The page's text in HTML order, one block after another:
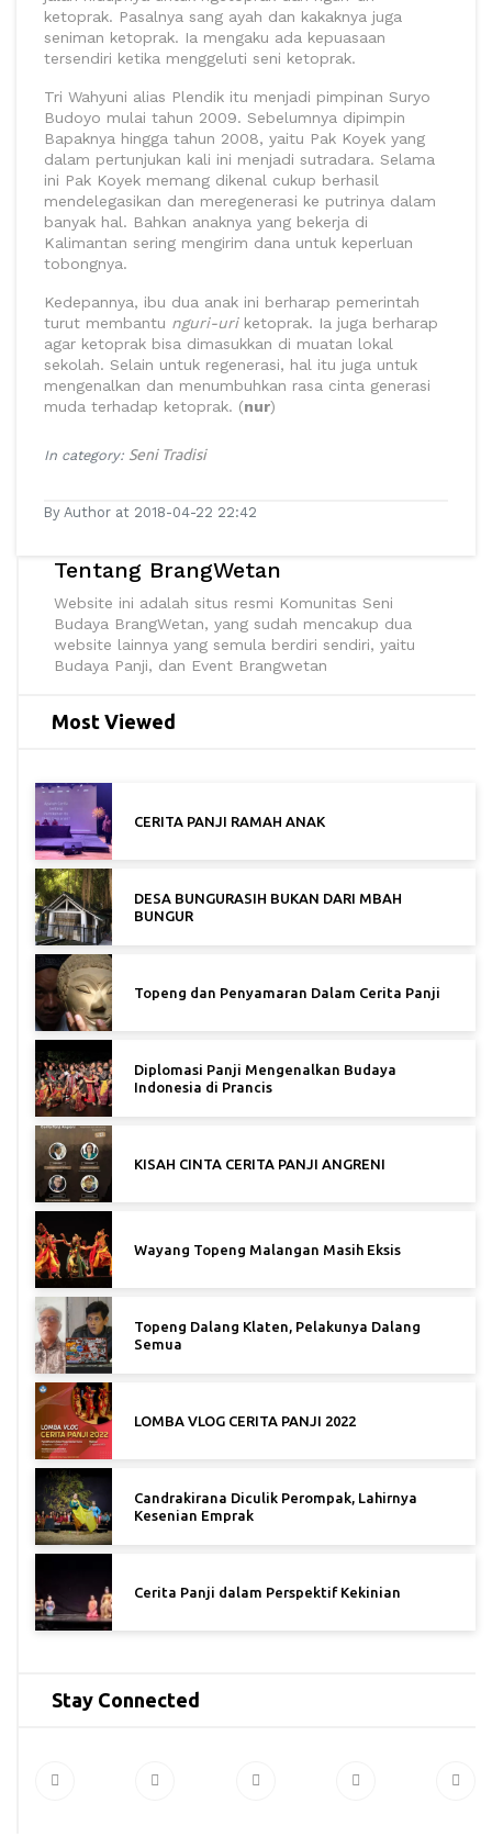
ketoprak. Pasalnya sang ayah dan kakaknya juga
seniman ketoprak. Ia mengaku ada kepuasaan
tersendiri ketika menggeluti seni ketoprak.
Tri Wahyuni alias Plendik itu menjadi pimpinan Suryo
Budoyo mulai tahun 2009. Sebelumnya dipimpin
Bapaknya hingga tahun 2008, yaitu Pak Koyek yang
dalam pertunjukan kali ini menjadi sutradara. Selama
ini Pak Koyek memang dikenal cukup berhasil
mendelegasikan dan meregenerasi ke putrinya dalam
banyak hal. Bahkan anaknya yang bekerja di
Kalimantan sering mengirim dana untuk keperluan
tobongnya.
Kedepannya, ibu dua anak ini berharap pemerintah
turut membantu nguri-uriketoprak. Ia juga berharap
agar ketoprak bisa dimasukkan di muatan lokal
sekolah. Selain untuk regenerasi, hal itu juga untuk
mengenalkan dan menumbuhkan rasa cinta generasi
muda terhadap ketoprak. (nur)
In category: Seni Tradisi
By Author at 2018-04-22 22:42
Tentang BrangWetan
Website ini adalah situs resmi Komunitas Seni
Budaya BrangWetan, yang sudah mencakup dua
website lainnya yang semula berdiri sendiri, yaitu
Budaya Panji, dan Event Brangwetan
Most Viewed
CERITA PANJI RAMAH ANAK
DESA BUNGURASIH BUKAN DARI MBAH
BUNGUR
Topeng dan Penyamaran Dalam Cerita Panji
Diplomasi Panji Mengenalkan Budaya
Indonesia di Prancis
KISAH CINTA CERITA PANJI ANGRENI
Wayang Topeng Malangan Masih Eksis
Topeng Dalang Klaten, Pelakunya Dalang
Semua
LOMBA VLOG CERITA PANJI 2022
Candrakirana Diculik Perompak, Lahirnya
Kesenian Emprak
Cerita Panji dalam Perspektif Kekinian
Stay Connected